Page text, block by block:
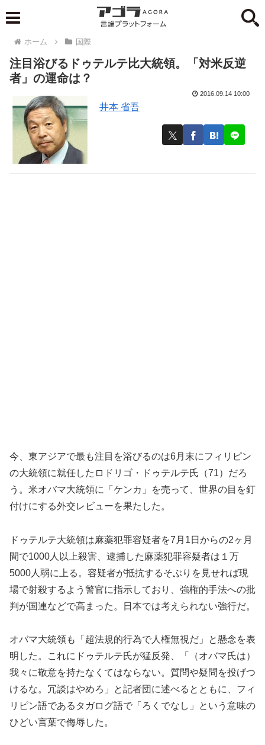
ホーム 国際
注目浴びるドゥテルテ比大統領。「対米反逆
者」の運命は？
井本 省吾
2016.09.14 10:00
今、東アジアで最も注目を浴びるのは6月末にフィリピン
の大統領に就任したロドリゴ・ドゥテルテ氏（71）だろ
う。米オバマ大統領に「ケンカ」を売って、世界の目を釘
付けにする外交レビューを果たした。
ドゥテルテ大統領は麻薬犯罪容疑者を7月1日からの2ヶ月
間で1000人以上殺害、逮捕した麻薬犯罪容疑者は１万
5000人弱に上る。容疑者が抵抗するそぶりを見せれば現
場で射殺するよう警官に指示しており、強権的手法への批
判が国連などで高まった。日本では考えられない強行だ。
オバマ大統領も「超法規的行為で人権無視だ」と懸念を表
明した。これにドゥテルテ氏が猛反発、「（オバマ氏は）
我々に敬意を持たなくてはならない。質問や疑問を投げつ
けるな。冗談はやめろ」と記者団に述べるとともに、フィ
リピン語であるタガログ語で「ろくでなし」という意味の
ひどい言葉で侮辱した。